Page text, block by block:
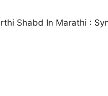
Shabd In Marathi :